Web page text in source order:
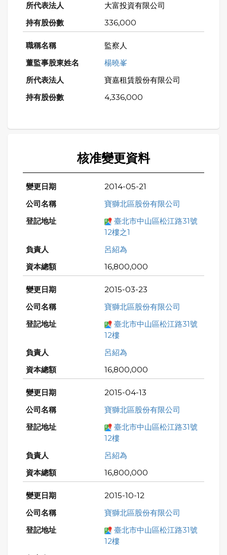
大富投資有限公司
336,000
監察人
楊曉峯
寶嘉租賃股份有限公司
4,336,000
核准變更資料
2014-05-21
寶獅北區股份有限公司
臺北市中山區松江路31號
12樓之1
呂紹為
16,800,000
2015-03-23
寶獅北區股份有限公司
臺北市中山區松江路31號
12樓
呂紹為
16,800,000
2015-04-13
寶獅北區股份有限公司
臺北市中山區松江路31號
12樓
呂紹為
16,800,000
2015-10-12
寶獅北區股份有限公司
臺北市中山區松江路31號
12樓